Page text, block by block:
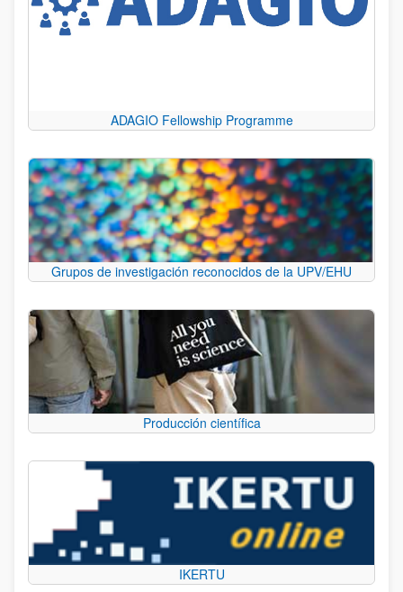
ADAGIO Fellowship Programme
Grupos de investigación reconocidos de la UPV/EHU
Producción científica
IKERTU